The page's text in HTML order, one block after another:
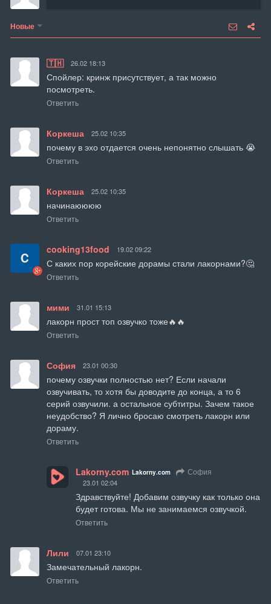
Новые
🇹🇭 26.02 18:13
Спойлер: кринж присутствует, а так можно
посмотреть.
Ответить
Коркеша 25.02 10:35
почему в эхо отдается очень непонятно слышать 😭
Ответить
Коркеша 25.02 10:35
начинаюююю
Ответить
cooking13food 19.02 09:22
С каких пор корейские дорамы стали лакорнами?🤔
Ответить
мими 31.01 15:13
лакорн прост топ озвучко тоже🔥🔥
Ответить
София 23.01 00:30
почему озвучки полностью нет? Если начали
озвучивать, то хотя бы доводите до конца, а то 6
серий озвучили. а остальное субтитры. Зачем такое
неудобство? Я лично бросаю смотреть лакорн или
дораму.
Ответить
Lakorny.com Lakorny.com София
23.01 02:04
Здравствуйте! Добавим озвучку как только она
будет готова. Мы не занимаемся озвучкой.
Ответить
Лили 07.01 23:10
Замечательный лакорн.
Ответить